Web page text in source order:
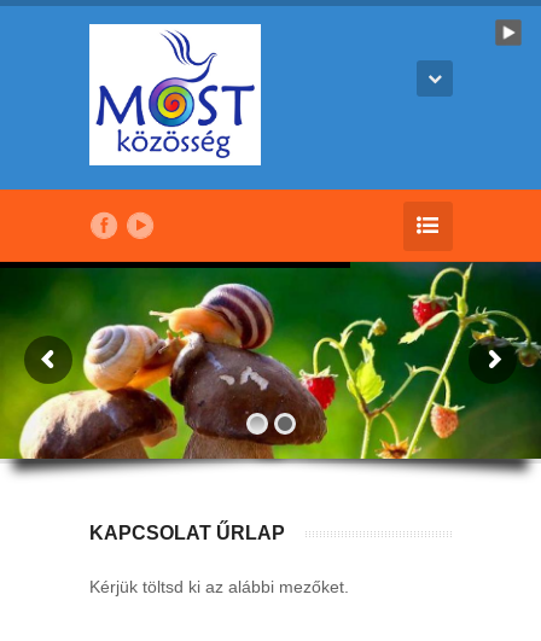
KAPCSOLAT ŰRLAP
Kérjük töltsd ki az alábbi mezőket.